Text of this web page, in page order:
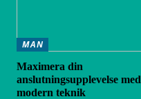
MAN
Maximera din
anslutningsupplevelse med
modern teknik